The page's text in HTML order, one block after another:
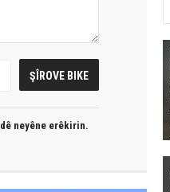
dê neyêne erêkirin.